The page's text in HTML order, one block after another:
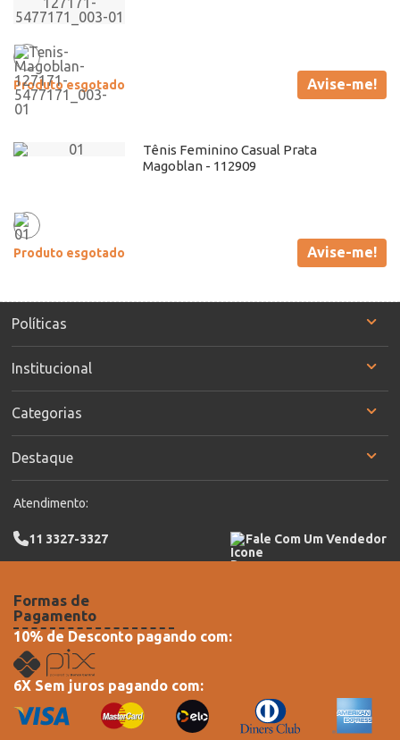
Produto esgotado Avise-me!
Tênis Feminino Casual Prata
Magoblan - 112909
Produto esgotado Avise-me!
Políticas
Institucional
Categorias
Destaque
Atendimento:
11 3327-3327 Fale Com Um Vendedor
Formas de
Pagamento
10% de Desconto pagando com:
6X Sem juros pagando com: